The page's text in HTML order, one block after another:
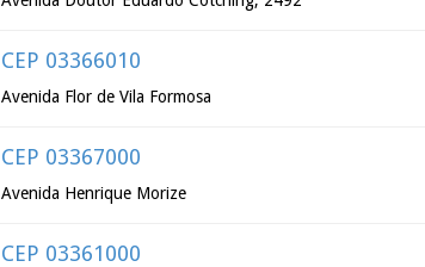
CEP 03366010
Avenida Flor de Vila Formosa
CEP 03367000
Avenida Henrique Morize
CEP 03361000